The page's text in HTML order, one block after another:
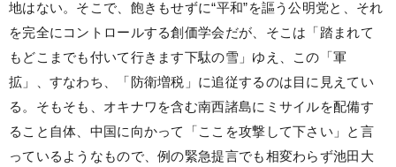
地はない。そこで、飽きもせずに“平和”を謳う公明党と、それ
を完全にコントロールする創価学会だが、そこは「踏まれて
もどこまでも付いて行きます下駄の雪」ゆえ、この「軍
拡」、すなわち、「防衛増税」に追従するのは目に見えてい
る。そもそも、オキナワを含む南西諸島にミサイルを配備す
ること自体、中国に向かって「ここを攻撃して下さい」と言
っているようなもので、例の緊急提言でも相変わらず池田大